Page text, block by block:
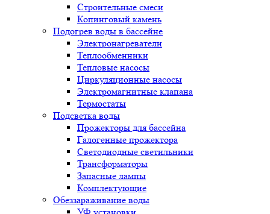
Строительные смеси
Копинговый камень
Подогрев воды в бассейне
Электронагреватели
Теплообменники
Тепловые насосы
Циркуляционные насосы
Электромагнитные клапана
Термостаты
Подсветка воды
Прожекторы для бассейна
Галогенные прожектора
Светодиодные светильники
Трансформаторы
Запасные лампы
Комплектующие
Обеззараживание воды